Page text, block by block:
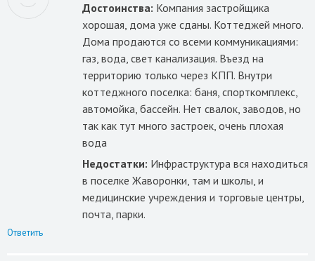
Достоинства: Компания застройщика
хорошая, дома уже сданы. Коттеджей много.
Дома продаются со всеми коммуникациями:
газ, вода, свет канализация. Въезд на
территорию только через КПП. Внутри
коттеджного поселка: баня, спорткомплекс,
автомойка, бассейн. Нет свалок, заводов, но
так как тут много застроек, очень плохая
вода
Недостатки: Инфраструктура вся находиться
в поселке Жаворонки, там и школы, и
медицинские учреждения и торговые центры,
почта, парки.
Ответить